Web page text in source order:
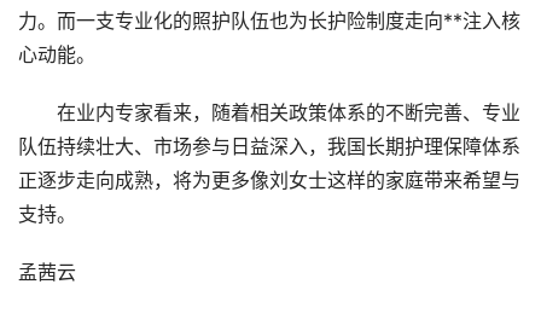
力。而一支专业化的照护队伍也为长护险制度走向**注入核
心动能。
在业内专家看来，随着相关政策体系的不断完善、专业
队伍持续壮大、市场参与日益深入，我国长期护理保障体系
正逐步走向成熟，将为更多像刘女士这样的家庭带来希望与
支持。
孟茜云